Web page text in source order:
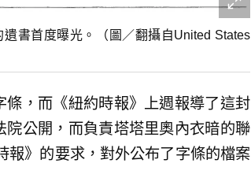
書首度曝光。（圖／翻攝自United States
，而《紐約時報》上週報導了這封
公開，而負責塔塔里奧內衣暗的聯
》的要求，對外公布了字條的檔案